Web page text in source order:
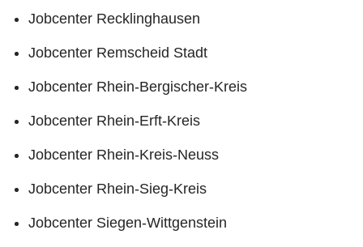
Jobcenter Recklinghausen
Jobcenter Remscheid Stadt
Jobcenter Rhein-Bergischer-Kreis
Jobcenter Rhein-Erft-Kreis
Jobcenter Rhein-Kreis-Neuss
Jobcenter Rhein-Sieg-Kreis
Jobcenter Siegen-Wittgenstein